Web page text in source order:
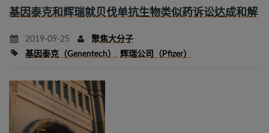
基因泰克和辉瑞就贝伐单抗生物类似药诉讼达成和解
2019-09-25
聚焦大分子
基因泰克（Genentech）
, 辉瑞公司（Pfizer）